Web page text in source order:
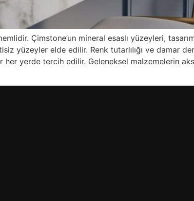
Çimstone’un mineral esaslı yüzeyleri,
yüzeyler elde edilir. Renk tutarlılığı ve damar
yerde tercih edilir. Geleneksel malzemelerin